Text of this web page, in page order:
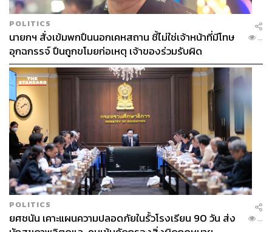
POLITICS
นายกฯ สั่งเข้มพกปืนนอกเคหสถาน ชี้ไม่ใช่เจ้าหน้าที่มีโทษ
อุกฉกรรจ์ ปืนถูกขโมยก่อเหตุ เจ้าของร่วมรับผิด
...
POLITICS
ยศชนัน เคาะแผนความปลอดภัยในรั้วโรงเรียน 90 วัน ส่ง
...